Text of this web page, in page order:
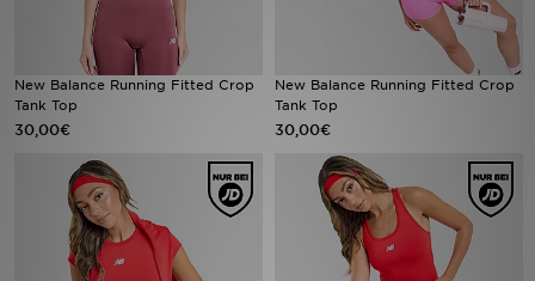
New Balance Running Fitted Crop
Tank Top
30,00€
New Balance Running Fitted Crop
Tank Top
30,00€
JD Exklusives
Fußball
Lade Die APP
Geschenkkarte